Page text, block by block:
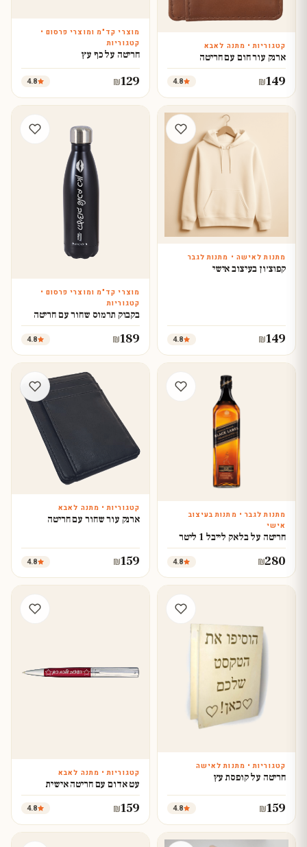
עצב עכשיו
קטגוריות • מתנה לאבא
ארנק עור חום עם חריטה
₪149
4.8
מוצרי קד"מ ומוצרי פרסום •
קטגוריות
חריטה על כף עץ
₪129
4.8
עצב עכשיו
מתנות לאישה • מתנות לגבר
קפוצ׳ון בעיצוב אישי
₪149
4.8
מוצרי קד"מ ומוצרי פרסום •
קטגוריות
בקבוק תרמוס שחור עם חריטה
₪189
4.8
מתנות לגבר • מתנות בעיצוב
אישי
חריטה על בלאק לייבל 1 ליטר
₪280
4.8
עצב עכשיו
קטגוריות • מתנה לאבא
ארנק עור שחור עם חריטה
₪159
4.8
עצב עכשיו
קטגוריות • מתנות לאישה
חריטה על קופסת עץ
₪159
4.8
עצב עכשיו
קטגוריות • מתנה לאבא
עט אדום עם חריטה אישית
₪159
4.8